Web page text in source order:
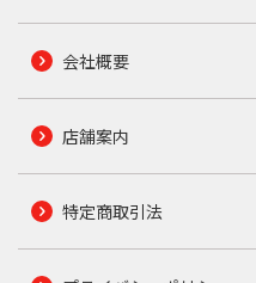
会社概要
店舗案内
特定商取引法